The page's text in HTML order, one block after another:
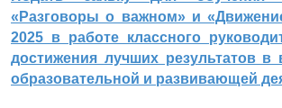
«Разговоры о важном» и
2025 в работе классного
достижения лучших результатов в
образовательной и развивающей